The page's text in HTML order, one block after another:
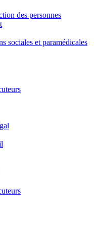
des personnes
sociales et paramédicales